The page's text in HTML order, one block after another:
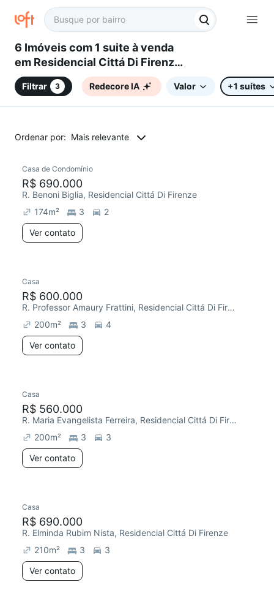
6 Imóveis com 1 suite à venda
em Residencial Cittá Di Firenze,
Campinas, SP
Filtrar 3 Redecore IA Valor +1 suítes
Ordenar por: Mais relevante
Redecorar
Casa de Condomínio
R$ 690.000
R. Benoni Biglia, Residencial Cittá Di Firenze
174m² 3
2
Ver contato
Chegou este mês
Casa
R$ 600.000
R. Professor Amaury Frattini, Residencial Cittá Di Firenze
200m² 3
4
Ver contato
Casa
R$ 560.000
R. Maria Evangelista Ferreira, Residencial Cittá Di Firenze
200m² 3
3
Ver contato
Casa
R$ 690.000
R. Elminda Rubim Nista, Residencial Cittá Di Firenze
210m² 3
3
Ver contato